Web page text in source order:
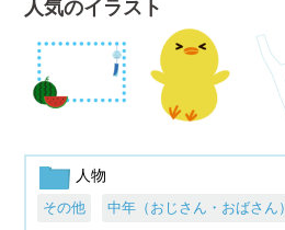
人気のイラスト
人物
その他 中年（おじさん・おばさん）